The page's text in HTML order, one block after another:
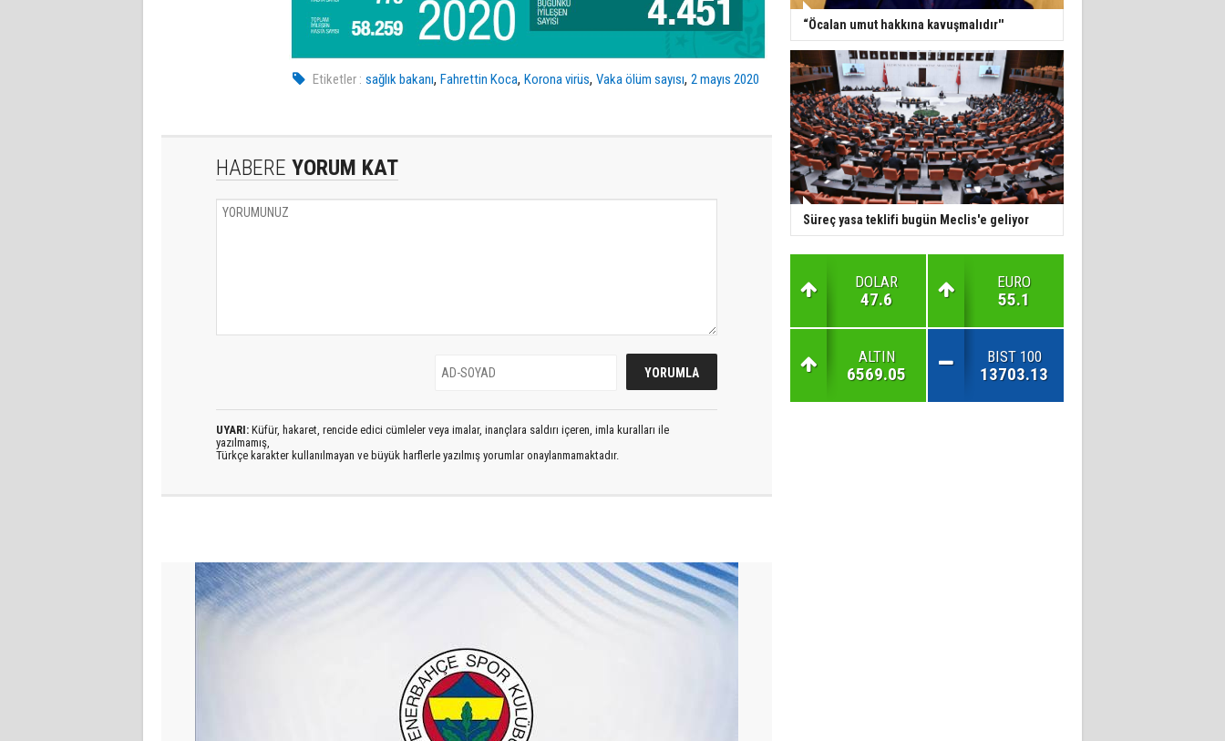
Etiketler : sağlık bakanı,Fahrettin Koca,Korona virüs,Vaka ölüm sayısı,2 mayıs 2020
HABERE YORUM KAT
UYARI: Küfür, hakaret, rencide edici cümleler veya imalar, inançlara saldırı içeren, imla kuralları ile
yazılmamış,
Türkçe karakter kullanılmayan ve büyük harflerle yazılmış yorumlar onaylanmamaktadır.
“Öcalan umut hakkına kavuşmalıdır''
Süreç yasa teklifi bugün Meclis'e geliyor
DOLAR
47.6
EURO
55.1
ALTIN
6569.05
BIST 100
13703.13